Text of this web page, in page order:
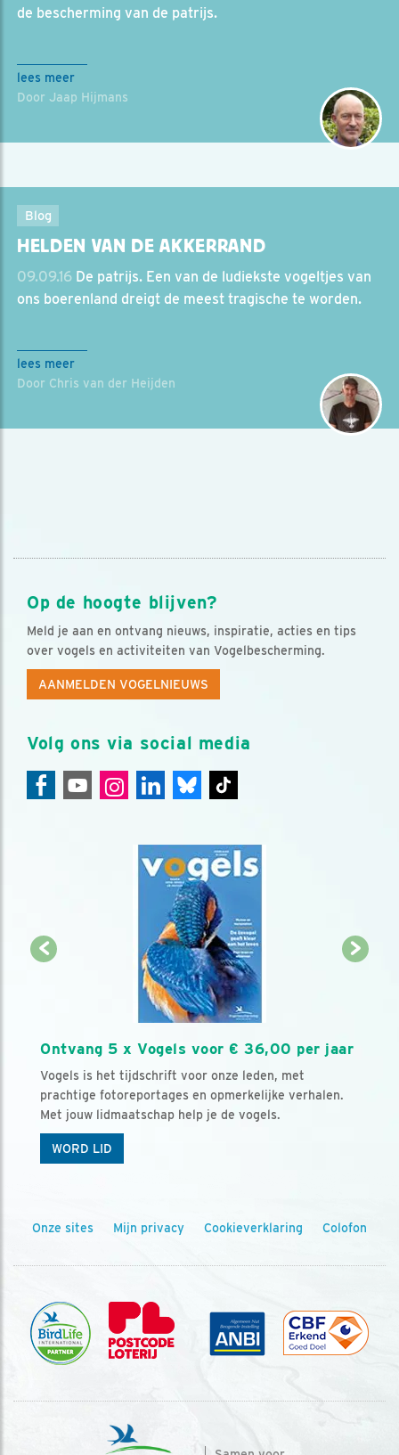
de bescherming van de patrijs.
lees meer
Door Jaap Hijmans
Blog
HELDEN VAN DE AKKERRAND
09.09.16 De patrijs. Een van de ludiekste vogeltjes van
ons boerenland dreigt de meest tragische te worden.
lees meer
Door Chris van der Heijden
Op de hoogte blijven?
Meld je aan en ontvang nieuws, inspiratie, acties en tips
over vogels en activiteiten van Vogelbescherming.
AANMELDEN VOGELNIEUWS
Volg ons via social media
Ontvang 5 x Vogels voor € 36,00 per jaar
Vogels is het tijdschrift voor onze leden, met
prachtige fotoreportages en opmerkelijke verhalen.
Met jouw lidmaatschap help je de vogels.
WORD LID
Onze sites Mijn privacy Cookieverklaring Colofon